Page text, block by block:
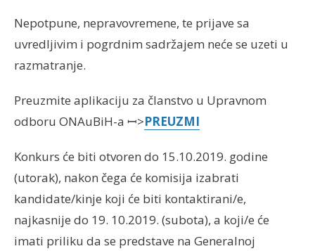
Nepotpune, nepravovremene, te prijave sa
uvredljivim i pogrdnim sadržajem neće se uzeti u
razmatranje.
Preuzmite aplikaciju za članstvo u Upravnom
odboru ONAuBiH-a ꟷ>PREUZMI
Konkurs će biti otvoren do 15.10.2019. godine
(utorak), nakon čega će komisija izabrati
kandidate/kinje koji će biti kontaktirani/e,
najkasnije do 19. 10.2019. (subota), a koji/e će
imati priliku da se predstave na Generalnoj